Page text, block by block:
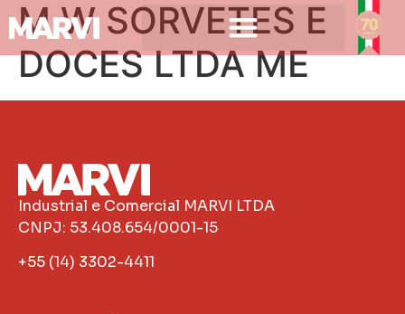
M W SORVETES E
DOCES LTDA ME
Industrial e Comercial MARVI LTDA
CNPJ: 53.408.654/0001-15
+55 (14) 3302-4411